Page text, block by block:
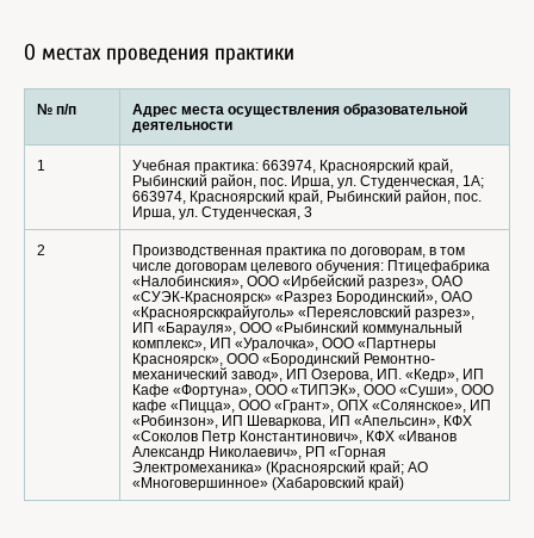
О местах проведения практики
№ п/п
Адрес места осуществления образовательной
деятельности
1
Учебная практика: 663974, Красноярский край,
Рыбинский район, пос. Ирша, ул. Студенческая, 1А;
663974, Красноярский край, Рыбинский район, пос.
Ирша, ул. Студенческая, 3
2
Производственная практика по договорам, в том
числе договорам целевого обучения: Птицефабрика
«Налобинския», ООО «Ирбейский разрез», ОАО
«СУЭК-Красноярск» «Разрез Бородинский», ОАО
«Красноярсккрайуголь» «Переясловский разрез»,
ИП «Барауля», ООО «Рыбинский коммунальный
комплекс», ИП «Уралочка», ООО «Партнеры
Красноярск», ООО «Бородинский Ремонтно-
механический завод», ИП Озерова, ИП. «Кедр», ИП
Кафе «Фортуна», ООО «ТИПЭК», ООО «Суши», ООО
кафе «Пицца», ООО «Грант», ОПХ «Солянское», ИП
«Робинзон», ИП Шеваркова, ИП «Апельсин», КФХ
«Соколов Петр Константинович», КФХ «Иванов
Александр Николаевич», РП «Горная
Электромеханика» (Красноярский край; АО
«Многовершинное» (Хабаровский край)